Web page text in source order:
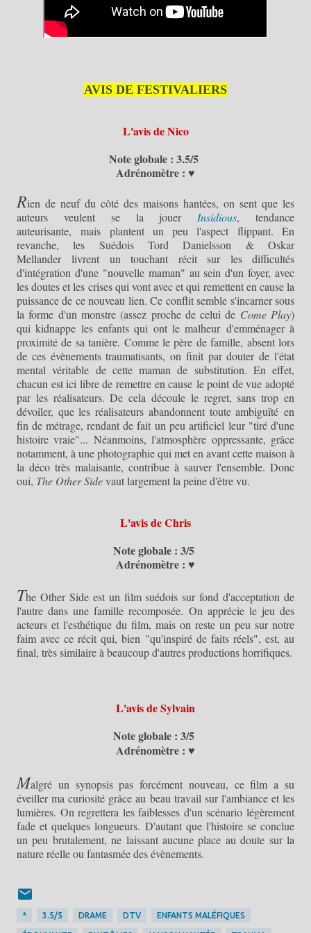
AVIS DE FESTIVALIERS
L'avis de Nico
Note globale : 3.5/5
Adrénomètre : ♥
Rien de neuf du côté des maisons hantées, on sent que les
auteurs veulent se la jouer Insidious, tendance
auteurisante, mais plantent un peu l'aspect flippant. En
revanche, les Suédois Tord Danielsson & Oskar
Mellander livrent un touchant récit sur les difficultés
d'intégration d'une "nouvelle maman" au sein d'un foyer, avec
les doutes et les crises qui vont avec et qui remettent en cause la
puissance de ce nouveau lien. Ce conflit semble s'incarner sous
la forme d'un monstre (assez proche de celui de Come Play)
qui kidnappe les enfants qui ont le malheur d'emménager à
proximité de sa tanière. Comme le père de famille, absent lors
de ces évènements traumatisants, on finit par douter de l'état
mental véritable de cette maman de substitution. En effet,
chacun est ici libre de remettre en cause le point de vue adopté
par les réalisateurs. De cela découle le regret, sans trop en
dévoiler, que les réalisateurs abandonnent toute ambiguïté en
fin de métrage, rendant de fait un peu artificiel leur "tiré d'une
histoire vraie"... Néanmoins, l'atmosphère oppressante, grâce
notamment, à une photographie qui met en avant cette maison à
la déco très malaisante, contribue à sauver l'ensemble. Donc
oui, The Other Sidevaut largement la peine d'être vu.
L'avis de Chris
Note globale : 3/5
Adrénomètre : ♥
The Other Side est un film suédois sur fond d'acceptation de
l'autre dans une famille recomposée. On apprécie le jeu des
acteurs et l'esthétique du film, mais on reste un peu sur notre
faim avec ce récit qui, bien "qu'inspiré de faits réels", est, au
final, très similaire à beaucoup d'autres productions horrifiques.
L'avis de Sylvain
Note globale : 3/5
Adrénomètre : ♥
Malgré un synopsis pas forcément nouveau, ce film a su
éveiller ma curiosité grâce au beau travail sur l'ambiance et les
lumières. On regrettera les faiblesses d'un scénario légèrement
fade et quelques longueurs. D'autant que l'histoire se conclue
un peu brutalement, ne laissant aucune place au doute sur la
nature réelle ou fantasmée des évènements.
* 3.5/5 DRAME DTV ENFANTS MALÉFIQUES